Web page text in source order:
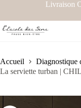
Livraison
Accueil Diagnostique
La serviette turban |